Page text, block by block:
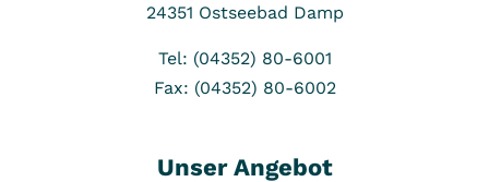
24351 Ostseebad Damp
Tel: (04352) 80-6001
Fax: (04352) 80-6002
Unser Angebot